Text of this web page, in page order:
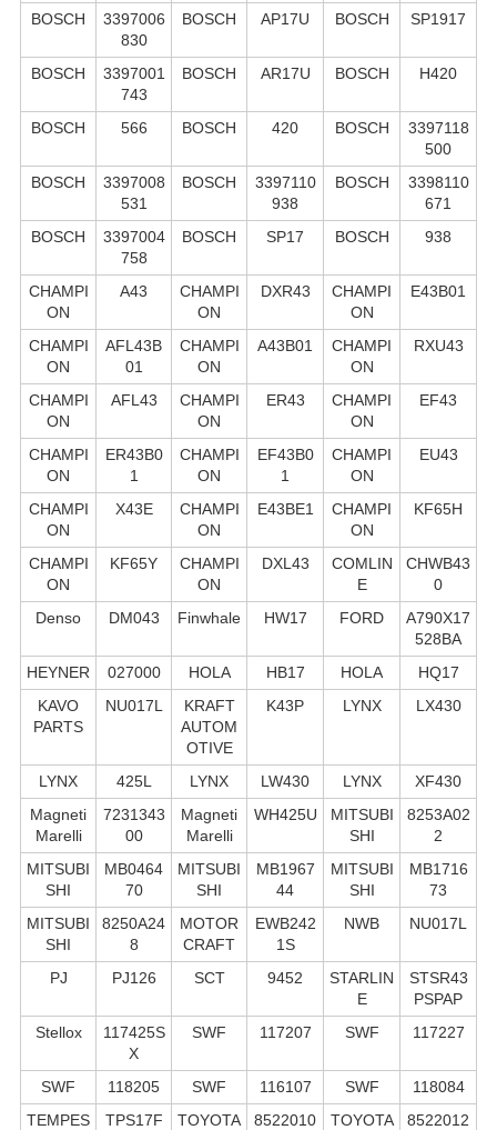
BOSCH
3397006
830
BOSCH AP17U BOSCH SP1917
BOSCH
3397001
743
BOSCH AR17U BOSCH H420
BOSCH 566 BOSCH 420 BOSCH
3397118
500
BOSCH
3397008
531
BOSCH
3397110
938
BOSCH
3398110
671
BOSCH
3397004
758
BOSCH SP17 BOSCH 938
CHAMPI
ON
A43
CHAMPI
ON
DXR43
CHAMPI
ON
E43B01
CHAMPI
ON
AFL43B
01
CHAMPI
ON
A43B01
CHAMPI
ON
RXU43
CHAMPI
ON
AFL43
CHAMPI
ON
ER43
CHAMPI
ON
EF43
CHAMPI
ON
ER43B0
1
CHAMPI
ON
EF43B0
1
CHAMPI
ON
EU43
CHAMPI
ON
X43E
CHAMPI
ON
E43BE1
CHAMPI
ON
KF65H
CHAMPI
ON
KF65Y
CHAMPI
ON
DXL43
COMLIN
E
CHWB43
0
Denso
DM043 Finwhale HW17 FORD
A790X17
528BA
HEYNER
027000 HOLA HB17 HOLA
HQ17
KAVO
PARTS
NU017L
KRAFT
AUTOM
OTIVE
K43P LYNX LX430
LYNX 425L LYNX LW430 LYNX
XF430
Magneti
Marelli
7231343
00
Magneti
Marelli
WH425U
MITSUBI
SHI
8253A02
2
MITSUBI
SHI
MB0464
70
MITSUBI
SHI
MB1967
44
MITSUBI
SHI
MB1716
73
MITSUBI
SHI
8250A24
8
MOTOR
CRAFT
EWB242
1S
NWB NU017L
PJ PJ126 SCT 9452
STARLIN
E
STSR43
PSPAP
Stellox
117425S
X
SWF 117207 SWF 117227
SWF 118205 SWF 116107 SWF
118084
TEMPES
TPS17F
TOYOTA
8522010
TOYOTA
8522012